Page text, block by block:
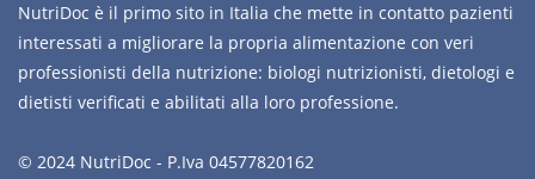
NutriDoc è il primo sito in Italia che mette in contatto pazienti
interessati a migliorare la propria alimentazione con veri
professionisti della nutrizione: biologi nutrizionisti, dietologi e
dietisti verificati e abilitati alla loro professione.
© 2024 NutriDoc - P.Iva 04577820162